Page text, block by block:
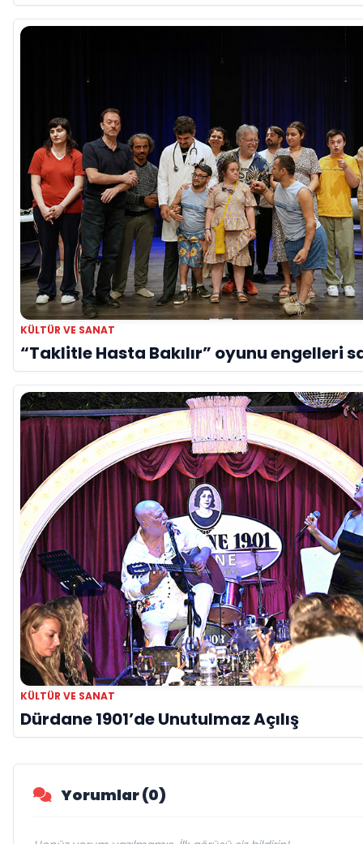
KÜLTÜR VE SANAT
“Taklitle Hasta Bakılır” oyunu engelleri
KÜLTÜR VE SANAT
Dürdane 1901’de Unutulmaz Açılış
Yorumlar (0)